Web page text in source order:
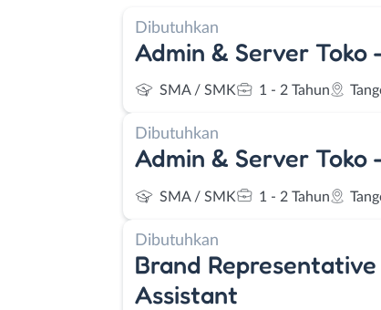
Dibutuhkan
Admin & Server Toko
SMA / SMK 1 - 2 Tahun
Dibutuhkan
Admin & Server Toko
SMA / SMK 1 - 2 Tahun
Dibutuhkan
Brand
Assistant